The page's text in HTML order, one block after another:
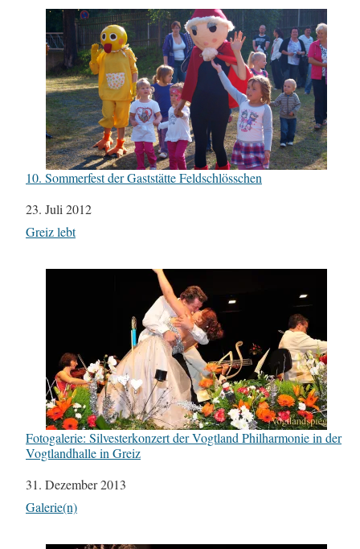
10. Sommerfest der Gaststätte Feldschlösschen
Datum
23. Juli 2012
In Bezug auf
Greiz lebt
Fotogalerie: Silvesterkonzert der Vogtland Philharmonie in der
Vogtlandhalle in Greiz
Datum
31. Dezember 2013
In Bezug auf
Galerie(n)